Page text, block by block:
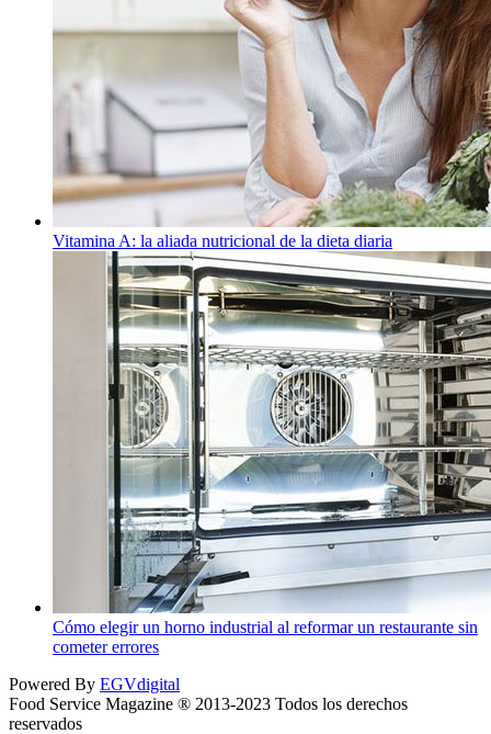
Vitamina A: la aliada nutricional de la dieta diaria
Cómo elegir un horno industrial al reformar un restaurante sin
cometer errores
Powered By EGVdigital
Food Service Magazine ® 2013-2023 Todos los derechos
reservados